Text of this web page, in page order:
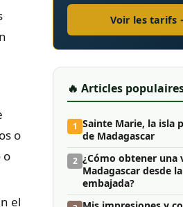
o
o
el
Voir les tarifs
🔥 Articles
1 Sainte Marie, la isla
de Madagascar
2 ¿Cómo obtener una
Madagascar desde la
embajada?